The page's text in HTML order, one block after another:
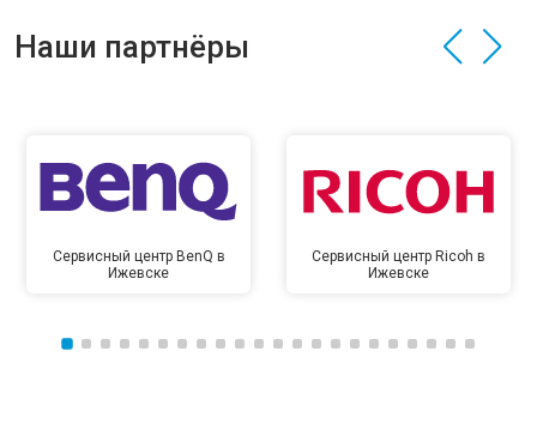
Наши партнёры
Сервисный центр BenQ в
Ижевске
Сервисный центр Ricoh в
Ижевске